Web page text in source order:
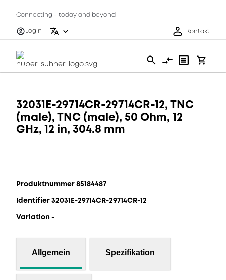
Connecting - today and beyond
Login
Kontakt
32031E-29714CR-29714CR-12, TNC
(male), TNC (male), 50 Ohm, 12
GHz, 12 in, 304.8 mm
Produktnummer 85184487
Identifier 32031E-29714CR-29714CR-12
Variation -
Allgemein Spezifikation